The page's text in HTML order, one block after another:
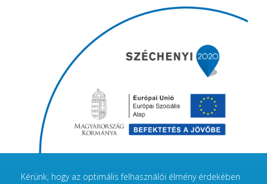
Kérünk, hogy az optimális felhasználói élmény érdekében